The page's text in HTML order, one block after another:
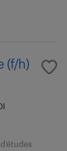
(f/h)